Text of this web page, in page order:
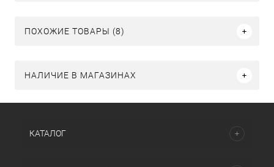
ПОХОЖИЕ ТОВАРЫ (8)
НАЛИЧИЕ В МАГАЗИНАХ
КАТАЛОГ